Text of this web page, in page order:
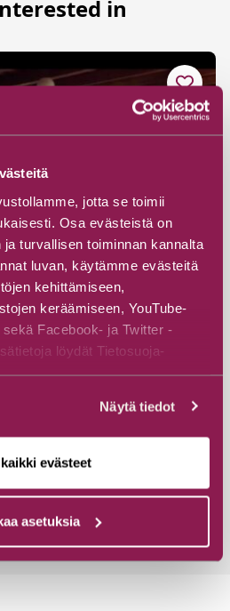
jotta se toimii
Osa evästeistä on
turvallisen toiminnan kannalta
luvan, käytämme evästeitä
kehittämiseen,
keräämiseen, YouTube-
Facebook- ja Twitter -
löydät Tietosuoja-
Näytä tiedot
evästeet
asetuksia
in